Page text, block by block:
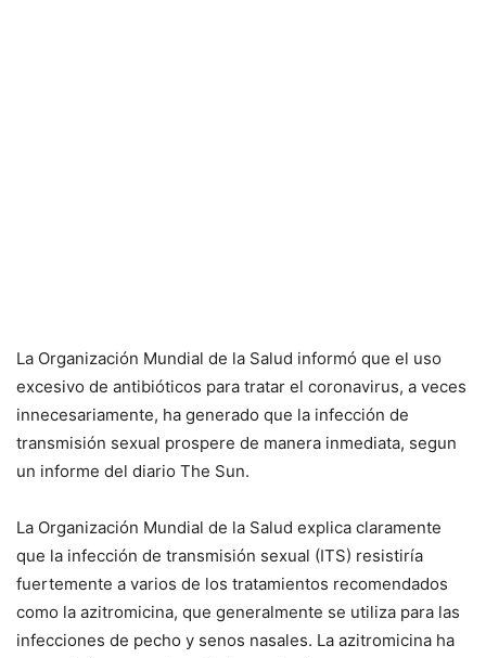
La Organización Mundial de la Salud informó que el uso
excesivo de antibióticos para tratar el coronavirus, a veces
innecesariamente, ha generado que la infección de
transmisión sexual prospere de manera inmediata, segun
un informe del diario The Sun.
La Organización Mundial de la Salud explica claramente
que la infección de transmisión sexual (ITS) resistiría
fuertemente a varios de los tratamientos recomendados
como la azitromicina, que generalmente se utiliza para las
infecciones de pecho y senos nasales. La azitromicina ha